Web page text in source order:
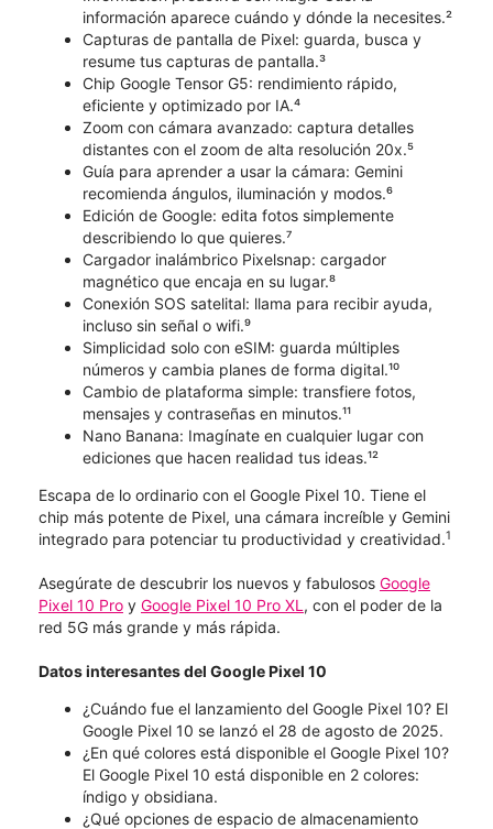
información aparece cuándo y dónde la necesites.²
Capturas de pantalla de Pixel: guarda, busca y
resume tus capturas de pantalla.³
Chip Google Tensor G5: rendimiento rápido,
eficiente y optimizado por IA.⁴
Zoom con cámara avanzado: captura detalles
distantes con el zoom de alta resolución 20x.⁵
Guía para aprender a usar la cámara: Gemini
recomienda ángulos, iluminación y modos.⁶
Edición de Google: edita fotos simplemente
describiendo lo que quieres.⁷
Cargador inalámbrico Pixelsnap: cargador
magnético que encaja en su lugar.⁸
Conexión SOS satelital: llama para recibir ayuda,
incluso sin señal o wifi.⁹
Simplicidad solo con eSIM: guarda múltiples
números y cambia planes de forma digital.¹⁰
Cambio de plataforma simple: transfiere fotos,
mensajes y contraseñas en minutos.¹¹
Nano Banana: Imagínate en cualquier lugar con
ediciones que hacen realidad tus ideas.¹²
Escapa de lo ordinario con el Google Pixel 10. Tiene el
chip más potente de Pixel, una cámara increíble y Gemini
integrado para potenciar tu productividad y creatividad.1
Asegúrate de descubrir los nuevos y fabulosos Google
Pixel 10 Pro y Google Pixel 10 Pro XL , con el poder de la
red 5G más grande y más rápida.
Datos interesantes del Google Pixel 10
¿Cuándo fue el lanzamiento del Google Pixel 10? El
Google Pixel 10 se lanzó el 28 de agosto de 2025.
¿En qué colores está disponible el Google Pixel 10?
El Google Pixel 10 está disponible en 2 colores:
índigo y obsidiana.
¿Qué opciones de espacio de almacenamiento